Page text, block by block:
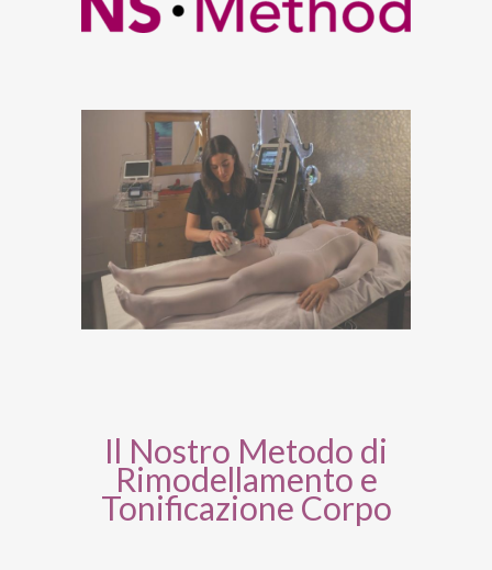
Il Nostro Metodo di
Rimodellamento e
Tonificazione Corpo